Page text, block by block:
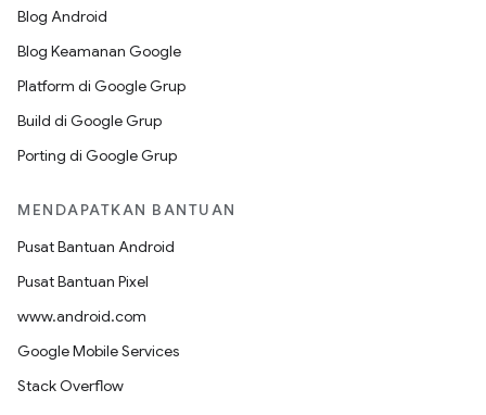
Blog Android
Blog Keamanan Google
Platform di Google Grup
Build di Google Grup
Porting di Google Grup
MENDAPATKAN BANTUAN
Pusat Bantuan Android
Pusat Bantuan Pixel
www.android.com
Google Mobile Services
Stack Overflow